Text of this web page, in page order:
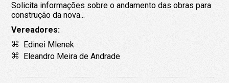
Solicita informações sobre o andamento das obras para
construção da nova...
Vereadores:
Edinei Mlenek
Eleandro Meira de Andrade